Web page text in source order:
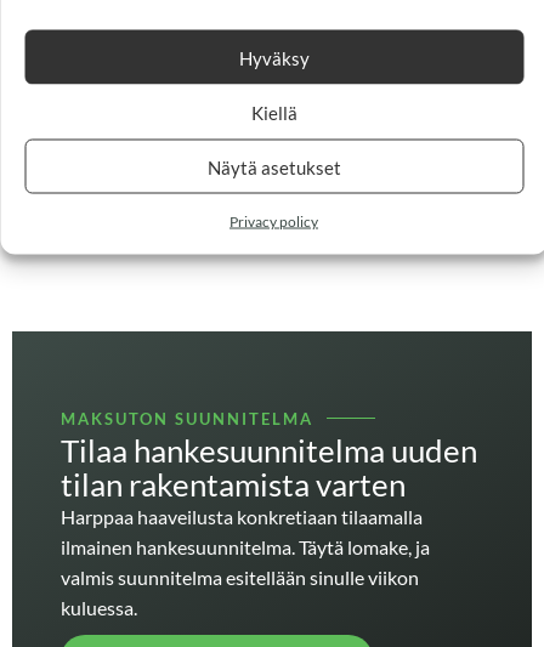
Hyväksy
Kiellä
Näytä asetukset
Privacy policy
tarpeesi ja luodaan suunnitelma hankkeen
MAKSUTON SUUNNITELMA
Tilaa hankesuunnitelma uuden
tilan rakentamista varten
Harppaa haaveilusta konkretiaan tilaamalla
ilmainen hankesuunnitelma. Täytä lomake, ja
valmis suunnitelma esitellään sinulle viikon
kuluessa.